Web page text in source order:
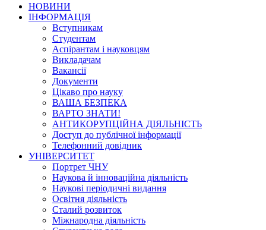
НОВИНИ
ІНФОРМАЦІЯ
Вступникам
Студентам
Аспірантам і науковцям
Викладачам
Вакансії
Документи
Цікаво про науку
ВАША БЕЗПЕКА
ВАРТО ЗНАТИ!
АНТИКОРУПЦІЙНА ДІЯЛЬНІСТЬ
Доступ до публічної інформації
Телефонний довідник
УНІВЕРСИТЕТ
Портрет ЧНУ
Наукова й інноваційна діяльність
Наукові періодичні видання
Освітня діяльність
Сталий розвиток
Міжнародна діяльність